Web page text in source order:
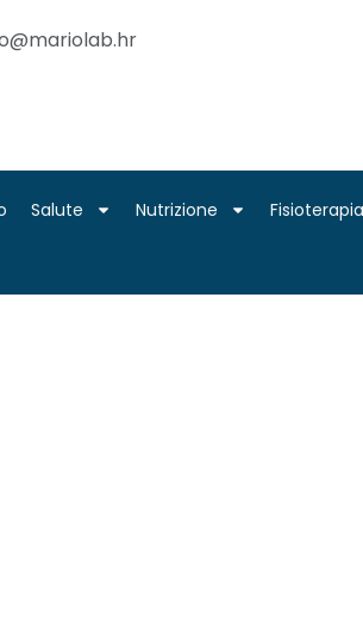
Salute Nutrizione Fisioterapia